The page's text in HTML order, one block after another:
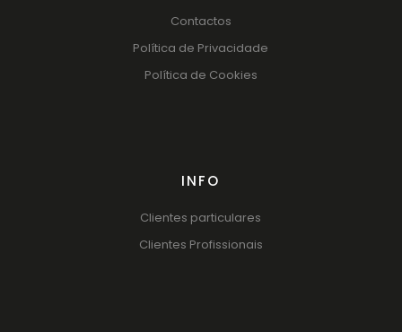
Contactos
Política de Privacidade
Política de Cookies
INFO
Clientes particulares
Clientes Profissionais